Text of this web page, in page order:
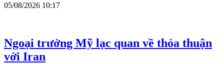
05/08/2026 10:17
Ngoại trưởng Mỹ lạc quan về thỏa thuận
với Iran